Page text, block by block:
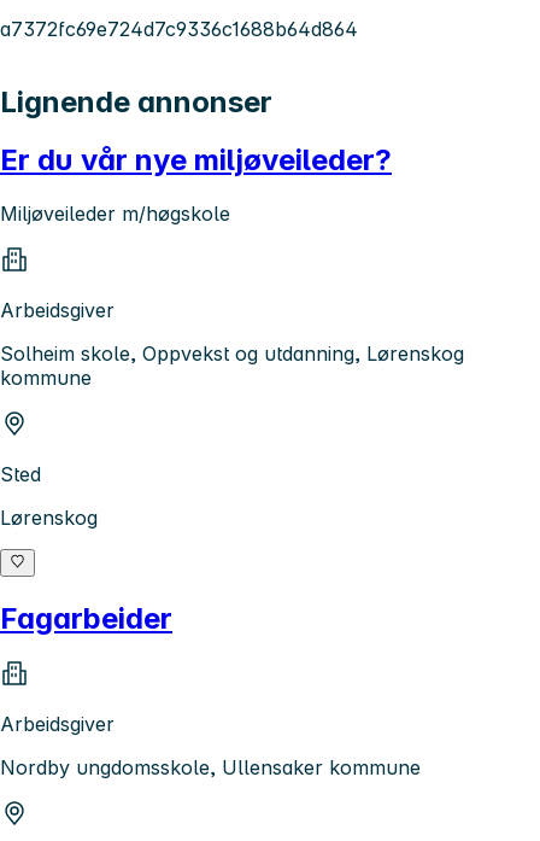
a7372fc69e724d7c9336c1688b64d864
Lignende annonser
Er du vår nye miljøveileder?
Miljøveileder m/høgskole
Arbeidsgiver
Solheim skole, Oppvekst og utdanning, Lørenskog
kommune
Sted
Lørenskog
Fagarbeider
Arbeidsgiver
Nordby ungdomsskole, Ullensaker kommune